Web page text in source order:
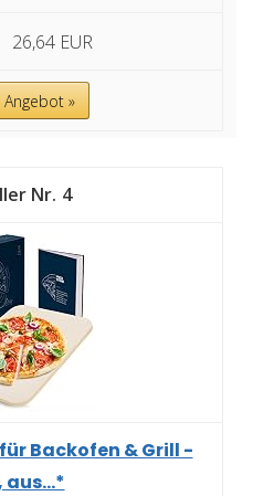
26,64 EUR
»
4
Backofen & Grill -
aus...*